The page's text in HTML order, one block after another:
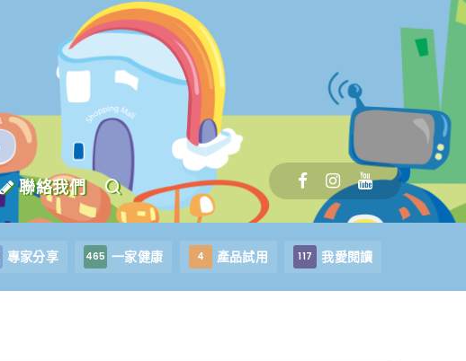
聯絡我們
專家分享 465 一家健康 4 產品試用 117 我愛閱讀